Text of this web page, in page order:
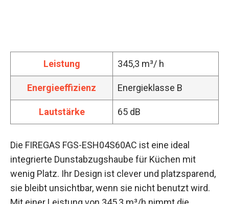
Leistung 345,3 m³/ h
Energieeffizienz Energieklasse B
Lautstärke 65 dB
Die FIREGAS FGS-ESH04S60AC ist eine ideal
integrierte Dunstabzugshaube für Küchen mit
wenig Platz. Ihr Design ist clever und platzsparend,
sie bleibt unsichtbar, wenn sie nicht benutzt wird.